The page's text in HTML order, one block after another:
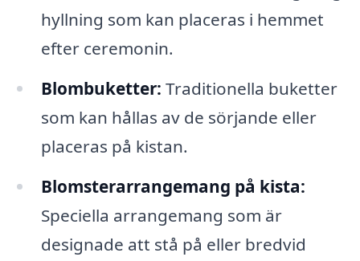
hyllning som kan placeras i hemmet
efter ceremonin.
Blombuketter: Traditionella buketter
som kan hållas av de sörjande eller
placeras på kistan.
Blomsterarrangemang på kista:
Speciella arrangemang som är
designade att stå på eller bredvid